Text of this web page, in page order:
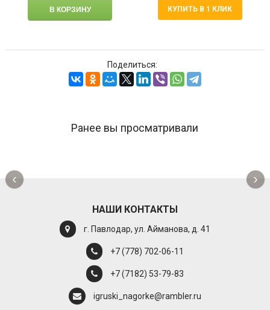
КУПИТЬ В 1 КЛИК
Поделиться:
Ранее вы просматривали
‹ ›
НАШИ КОНТАКТЫ
г. Павлодар, ул. Айманова, д. 41
+7 (778) 702-06-11
+7 (7182) 53-79-83
igruski_nagorke@rambler.ru